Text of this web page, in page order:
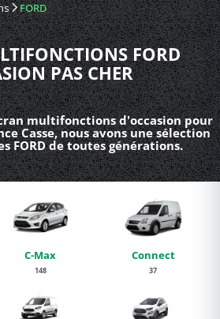
FORD
FORD
PAS CHER
multifonctions d'occasion pour
Casse, nous avons une sélection
FORD de toutes générations.
C-Max
148
Connect
37